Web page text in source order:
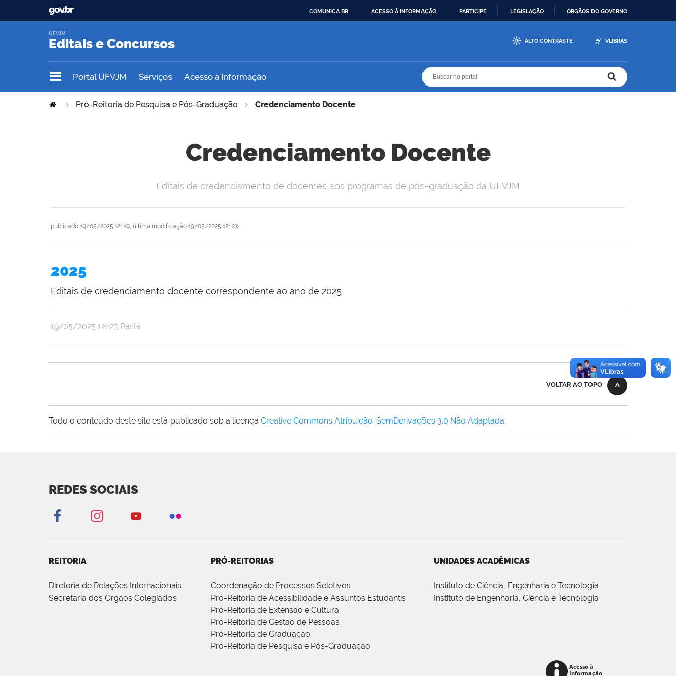
COMUNICA BR ACESSO À INFORMAÇÃO PARTICIPE LEGISLAÇÃO ÓRGÃOS DO GOVERNO
Editais e Concursos
UFVJM
ALTO CONTRASTE VLIBRAS
Portal UFVJM Serviços Acesso à Informação
Pró-Reitoria de Pesquisa e Pós-Graduação Credenciamento Docente
Credenciamento Docente
publicado 19/05/2025 12h19, última modificação 19/05/2025 12h23
Editais de credenciamento de docentes aos programas de pós-graduação da UFVJM
2025
Editais de credenciamento docente correspondente ao ano de 2025
publicado
19/05/2025 12h23 Pasta
VOLTAR AO TOPO
Todo o conteúdo deste site está publicado sob a licença Creative Commons Atribuição-SemDerivações 3.0 Não Adaptada.
REDES SOCIAIS
REITORIA
Diretoria de Relações Internacionais
Secretaria dos Órgãos Colegiados
PRÓ-REITORIAS
Coordenação de Processos Seletivos
Pró-Reitoria de Acessibilidade e Assuntos Estudantis
Pró-Reitoria de Extensão e Cultura
Pró-Reitoria de Gestão de Pessoas
Pró-Reitoria de Graduação
Pró-Reitoria de Pesquisa e Pós-Graduação
UNIDADES ACADÊMICAS
Instituto de Ciência, Engenharia e Tecnologia
Instituto de Engenharia, Ciência e Tecnologia